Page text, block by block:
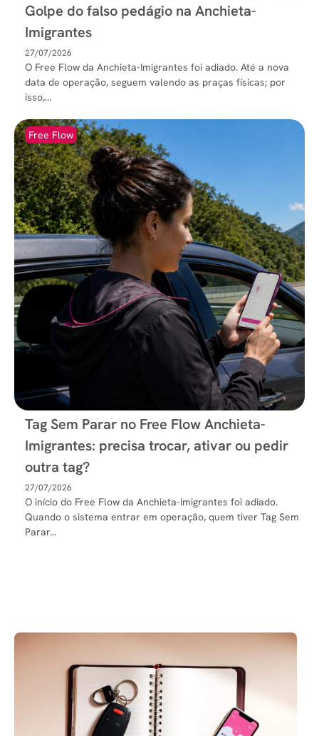
Golpe do falso pedágio na Anchieta-
Imigrantes
27/07/2026
O Free Flow da Anchieta-Imigrantes foi adiado. Até a nova
data de operação, seguem valendo as praças físicas; por
isso,...
Free Flow
Tag Sem Parar no Free Flow Anchieta-
Imigrantes: precisa trocar, ativar ou pedir
outra tag?
27/07/2026
O início do Free Flow da Anchieta-Imigrantes foi adiado.
Quando o sistema entrar em operação, quem tiver Tag Sem
Parar...